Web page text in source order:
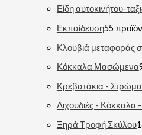
Είδη αυτοκινήτου-
Εκπαίδευση55
Κλουβιά μεταφοράς
Κόκκαλα Μασώμενα
Κρεβατάκια -
Λιχουδιές - Κόκκαλα
Ξηρά Τροφή Σκύλου